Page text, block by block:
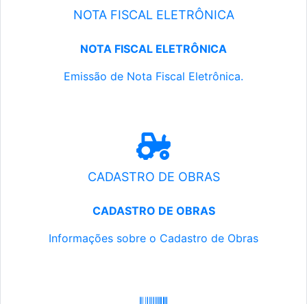
NOTA FISCAL ELETRÔNICA
NOTA FISCAL ELETRÔNICA
Emissão de Nota Fiscal Eletrônica.
CADASTRO DE OBRAS
CADASTRO DE OBRAS
Informações sobre o Cadastro de Obras